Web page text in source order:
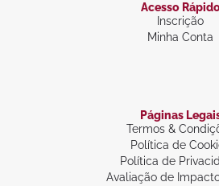
Acesso
Inscrição
Minha Conta
Páginas
Termos &
Política de
Política de
Avaliação de